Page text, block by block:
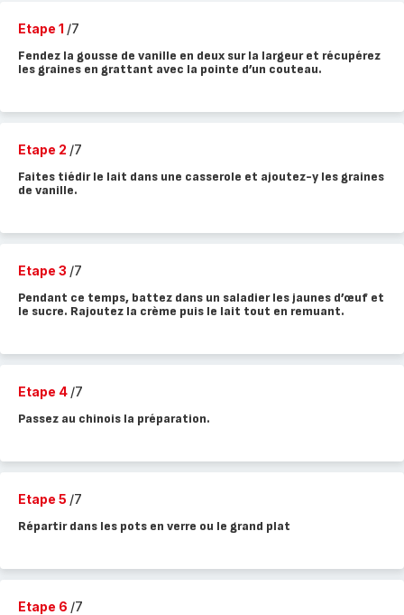
Etape 1 /7
Fendez la gousse de vanille en deux sur la largeur et récupérez
les graines en grattant avec la pointe d’un couteau.
Etape 2 /7
Faites tiédir le lait dans une casserole et ajoutez-y les graines
de vanille.
Etape 3 /7
Pendant ce temps, battez dans un saladier les jaunes d’œuf et
le sucre. Rajoutez la crème puis le lait tout en remuant.
Etape 4 /7
Passez au chinois la préparation.
Etape 5 /7
Répartir dans les pots en verre ou le grand plat
Etape 6 /7